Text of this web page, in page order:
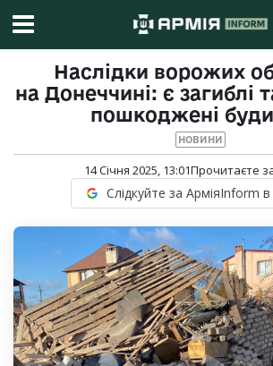
Наслідки ворожих
на Донеччині: є загиблі
пошкоджені
НОВИНИ
14 Січня 2025, 13:01Прочитаєте
Слідкуйте за АрміяInform